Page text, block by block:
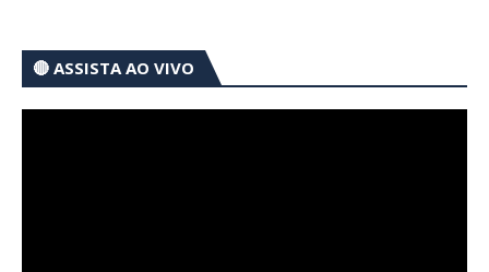
🔴 ASSISTA AO VIVO